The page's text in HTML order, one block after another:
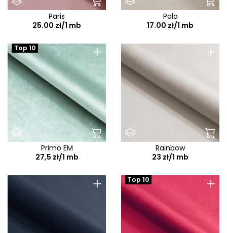
Paris
25.00 zł/1 mb
Polo
17.00 zł/1 mb
+
Top 10
Primo EM
27,5 zł/1 mb
+
Rainbow
23 zł/1 mb
+ +
Top 10